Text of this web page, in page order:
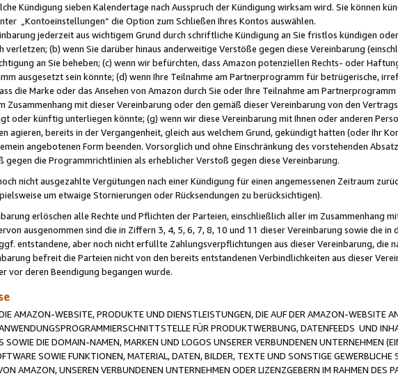
Kündigung sieben Kalendertage nach Ausspruch der Kündigung wirksam wird. Sie können
„Kontoeinstellungen“ die Option zum Schließen Ihres Kontos auswählen.
jederzeit aus wichtigem Grund durch schriftliche Kündigung an Sie fristlos kündigen
verletzen; (b) wenn Sie darüber hinaus anderweitige Verstöße gegen diese Vereinbarung
an Sie beheben; (c) wenn wir befürchten, dass Amazon potenziellen Rechts- oder
ausgesetzt sein könnte; (d) wenn Ihre Teilnahme am Partnerprogramm für betrügerische,
die Marke oder das Ansehen von Amazon durch Sie oder Ihre Teilnahme am
Zusammenhang mit dieser Vereinbarung oder den gemäß dieser Vereinbarung von den
oder künftig unterliegen könnte; (g) wenn wir diese Vereinbarung mit Ihnen oder anderen
agieren, bereits in der Vergangenheit, gleich aus welchem Grund, gekündigt hatten (oder Ihr
angebotenen Form beenden. Vorsorglich und ohne Einschränkung des vorstehenden
die Programmrichtlinien als erheblicher Verstoß gegen diese Vereinbarung.
nicht ausgezahlte Vergütungen nach einer Kündigung für einen angemessenen Zeitraum
um etwaige Stornierungen oder Rücksendungen zu berücksichtigen).
erlöschen alle Rechte und Pflichten der Parteien, einschließlich aller im Zusammenhang
ausgenommen sind die in Ziffern 3, 4, 5, 6, 7, 8, 10 und 11 dieser Vereinbarung sowie die
entstandene, aber noch nicht erfüllte Zahlungsverpflichtungen aus dieser Vereinbarung, die
befreit die Parteien nicht von den bereits entstandenen Verbindlichkeiten aus dieser
vor deren Beendigung begangen wurde.
AMAZON-WEBSITE, PRODUKTE UND DIENSTLEISTUNGEN, DIE AUF DER AMAZON-WEBSITE
FÜR PRODUKTWERBUNG, DATENFEEDS UND
SOWIE DIE DOMAIN-NAMEN, MARKEN UND LOGOS UNSERER VERBUNDENEN UNTERNEHMEN
SOWIE FUNKTIONEN, MATERIAL, DATEN, BILDER, TEXTE UND SONSTIGE
AMAZON, UNSEREN VERBUNDENEN UNTERNEHMEN ODER LIZENZGEBERN IM RAHMEN DES